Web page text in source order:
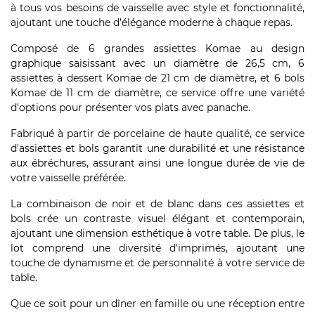
à tous vos besoins de vaisselle avec style et fonctionnalité,
ajoutant une touche d'élégance moderne à chaque repas.
Composé de 6 grandes assiettes Komae au design
graphique saisissant avec un diamètre de 26,5 cm, 6
assiettes à dessert Komae de 21 cm de diamètre, et 6 bols
Komae de 11 cm de diamètre, ce service offre une variété
d'options pour présenter vos plats avec panache.
Fabriqué à partir de porcelaine de haute qualité, ce service
d'assiettes et bols garantit une durabilité et une résistance
aux ébréchures, assurant ainsi une longue durée de vie de
votre vaisselle préférée.
La combinaison de noir et de blanc dans ces assiettes et
bols crée un contraste visuel élégant et contemporain,
ajoutant une dimension esthétique à votre table. De plus, le
lot comprend une diversité d'imprimés, ajoutant une
touche de dynamisme et de personnalité à votre service de
table.
Que ce soit pour un dîner en famille ou une réception entre